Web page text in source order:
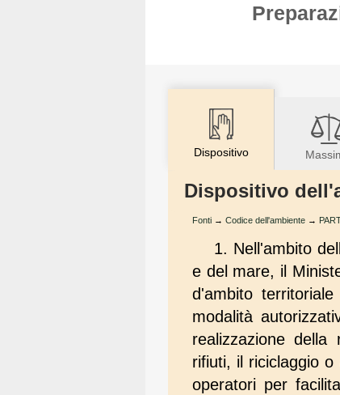
Dispositivo
Dispositivo
Fonti → Codice dell'ambiente →
1. Nell'ambito
e del mare, il
d'ambito
modalità
realizzazione
rifiuti, il riciclaggio
operatori per